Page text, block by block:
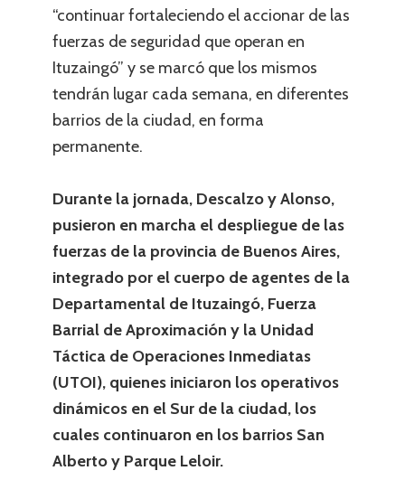
“continuar fortaleciendo el accionar de las
fuerzas de seguridad que operan en
Ituzaingó” y se marcó que los mismos
tendrán lugar cada semana, en diferentes
barrios de la ciudad, en forma
permanente.
Durante la jornada, Descalzo y Alonso,
pusieron en marcha el despliegue de las
fuerzas de la provincia de Buenos Aires,
integrado por el cuerpo de agentes de la
Departamental de Ituzaingó, Fuerza
Barrial de Aproximación y la Unidad
Táctica de Operaciones Inmediatas
(UTOI), quienes iniciaron los operativos
dinámicos en el Sur de la ciudad, los
cuales continuaron en los barrios San
Alberto y Parque Leloir.